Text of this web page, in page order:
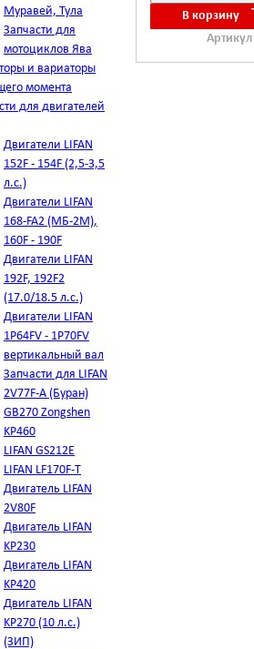
Муравей, Тула
Запчасти для
мотоциклов Ява
и вариаторы
момента
для двигателей
Двигатели LIFAN
152F - 154F (2,5-3,5
л.с.)
Двигатели LIFAN
168-FA2 (МБ-2М),
160F - 190F
Двигатели LIFAN
192F, 192F2
(17.0/18.5 л.с.)
Двигатели LIFAN
1Р64FV - 1Р70FV
вертикальный вал
Запчасти для LIFAN
2V77F-A (Буран)
GB270 Zongshen
KP460
LIFAN GS212E
LIFAN LF170F-T
Двигатель LIFAN
2V80F
Двигатель LIFAN
KP230
Двигатель LIFAN
KP420
Двигатель LIFAN
KP270 (10 л.с.)
(ЗИП)
В корзину